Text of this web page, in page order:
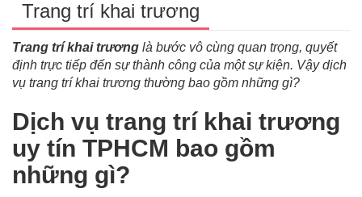
Trang trí khai trương
Trang trí khai trương là bước vô cùng quan trọng, quyết
định trực tiếp đến sự thành công của một sự kiện. Vậy dịch
vụ trang trí khai trương thường bao gồm những gì?
Dịch vụ trang trí khai trương
uy tín TPHCM bao gồm
những gì?